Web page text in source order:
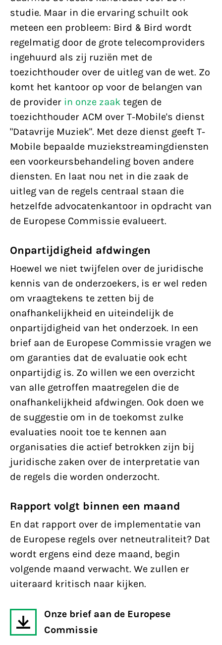
studie. Maar in die ervaring schuilt ook
meteen een probleem: Bird & Bird wordt
regelmatig door de grote telecomproviders
ingehuurd als zij ruziën met de
toezichthouder over de uitleg van de wet. Zo
komt het kantoor op voor de belangen van
de provider in onze zaak tegen de
toezichthouder ACM over T-Mobile's dienst
"Datavrije Muziek". Met deze dienst geeft T-
Mobile bepaalde muziekstreamingdiensten
een voorkeursbehandeling boven andere
diensten. En laat nou net in die zaak de
uitleg van de regels centraal staan die
hetzelfde advocatenkantoor in opdracht van
de Europese Commissie evalueert.
Onpartijdigheid afdwingen
Hoewel we niet twijfelen over de juridische
kennis van de onderzoekers, is er wel reden
om vraagtekens te zetten bij de
onafhankelijkheid en uiteindelijk de
onpartijdigheid van het onderzoek. In een
brief aan de Europese Commissie vragen we
om garanties dat de evaluatie ook echt
onpartijdig is. Zo willen we een overzicht
van alle getroffen maatregelen die de
onafhankelijkheid afdwingen. Ook doen we
de suggestie om in de toekomst zulke
evaluaties nooit toe te kennen aan
organisaties die actief betrokken zijn bij
juridische zaken over de interpretatie van
de regels die worden onderzocht.
Rapport volgt binnen een maand
En dat rapport over de implementatie van
de Europese regels over netneutraliteit? Dat
wordt ergens eind deze maand, begin
volgende maand verwacht. We zullen er
uiteraard kritisch naar kijken.
Onze brief aan de Europese
Commissie